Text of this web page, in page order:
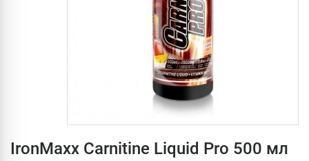
IronMaxx Carnitine Liquid Pro 500 мл